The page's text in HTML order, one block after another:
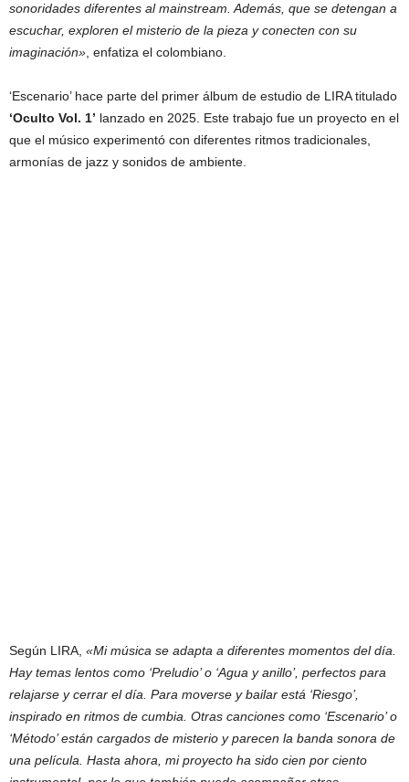
sonoridades diferentes al mainstream. Además, que se detengan a
escuchar, exploren el misterio de la pieza y conecten con su
imaginación», enfatiza el colombiano.
‘Escenario’ hace parte del primer álbum de estudio de LIRA titulado
‘Oculto Vol. 1’ lanzado en 2025. Este trabajo fue un proyecto en el
que el músico experimentó con diferentes ritmos tradicionales,
armonías de jazz y sonidos de ambiente.
Según LIRA, «Mi música se adapta a diferentes momentos del día.
Hay temas lentos como ‘Preludio’ o ‘Agua y anillo’, perfectos para
relajarse y cerrar el día. Para moverse y bailar está ‘Riesgo’,
inspirado en ritmos de cumbia. Otras canciones como ‘Escenario’ o
‘Método’ están cargados de misterio y parecen la banda sonora de
una película. Hasta ahora, mi proyecto ha sido cien por ciento